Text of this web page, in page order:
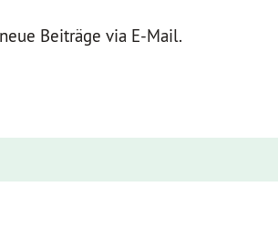
Beiträge via E-Mail.